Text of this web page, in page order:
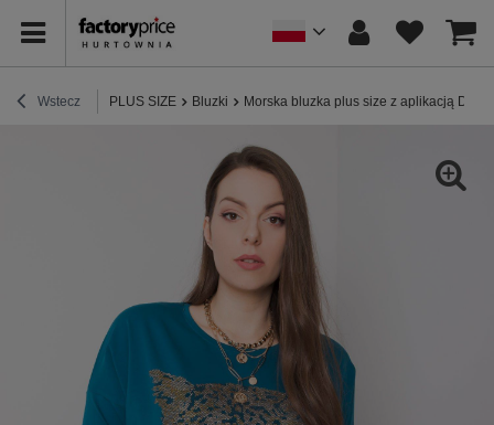
Wstecz PLUS SIZE Bluzki Morska bluzka plus size z aplikacją